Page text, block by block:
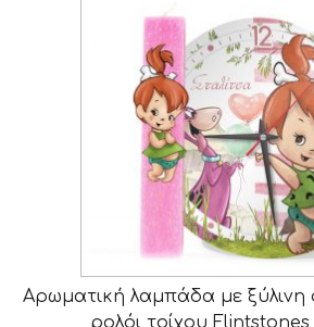
Αρωματική λαμπάδα με
ρολόι τοίχου Flintstones